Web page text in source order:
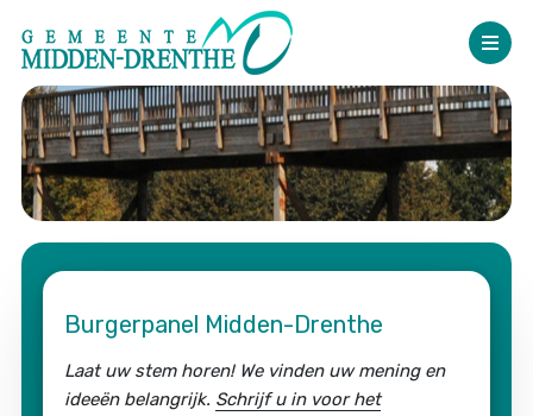
Burgerpanel Midden-Drenthe
Laat uw stem horen! We vinden uw mening en
ideeën belangrijk. Schrijf u in voor het